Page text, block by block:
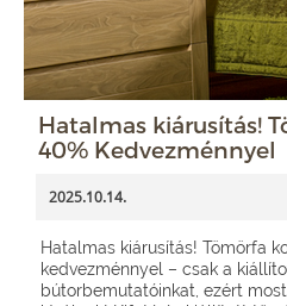
Hatalmas kiárusítás!
40% Kedvezménnyel
2025.10.14.
Hatalmas kiárusítás! Tömörfa
kedvezménnyel – csak a
bútorbemutatóinkat, ezért